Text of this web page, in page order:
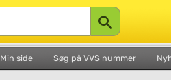
Min side Søg på VVS nummer